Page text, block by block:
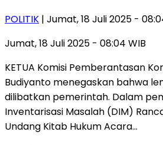
POLITIK | Jumat, 18 Juli 2025 -
Jumat, 18 Juli 2025 - 08:04 WIB
KETUA Komisi Pemberantasan
Budiyanto menegaskan bahwa
dilibatkan pemerintah. Dalam
Inventarisasi Masalah (DIM)
Undang Kitab Hukum Acara…